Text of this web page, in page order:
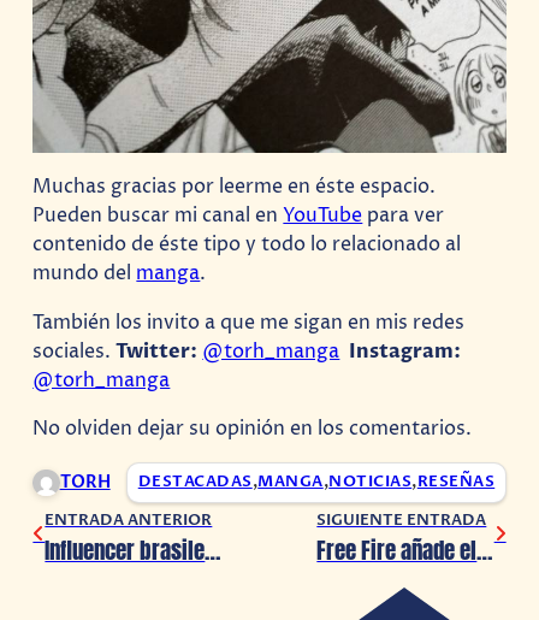
Muchas gracias por leerme en éste espacio.
Pueden buscar mi canal enYouTubepara ver
contenido de éste tipo y todo lo relacionado al
mundo delmanga.
También los invito a que me sigan en mis redes
sociales.Twitter: @torh_manga Instagram:
@torh_manga
No olviden dejar su opinión en los comentarios.
TORH DESTACADAS,MANGA,NOTICIAS,RESEÑAS
ENTRADA ANTERIOR
Influencer brasileña muere en accidente tras publicar que la vida es corta
SIGUIENTE ENTRADA
Free Fire añade el arma definitiva: ¡La chancla de tu mamá!